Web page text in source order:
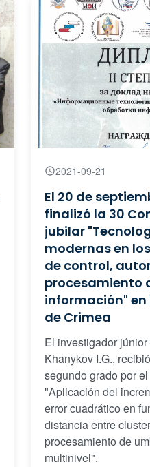
2021-09-21
El 20 de
finalizó la 30
jubilar
modernas en
de control,
procesamiento
información" en
de Crimea
El investigador
Khanykov I.G.,
segundo grado por
"Aplicación del
error cuadrático en
distancia entre
procesamiento de
multinivel".